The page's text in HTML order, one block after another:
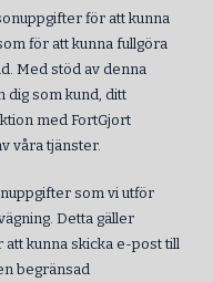
för att kunna
för att kunna fullgöra
Med stöd av denna
dig som kund, ditt
med FortGjort
våra tjänster.
som vi utför
Detta gäller
kunna skicka e-post till
begränsad